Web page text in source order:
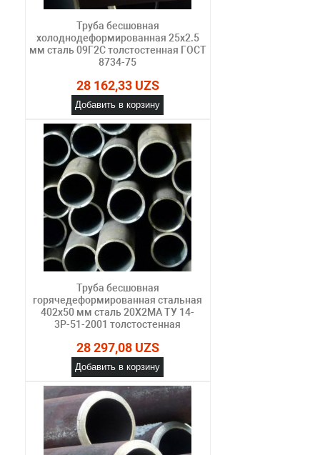
Труба бесшовная
холоднодеформированная 25х2.5
мм сталь 09Г2С толстостенная ГОСТ
8734-75
28 162,33 UZS
Добавить в корзину
Труба бесшовная
горячедеформированная стальная
402х50 мм сталь 20Х2МА ТУ 14-
3Р-51-2001 толстостенная
28 297,08 UZS
Добавить в корзину